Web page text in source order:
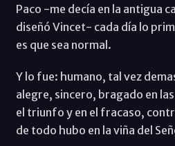
Paco -me decía en la antigua
diseñó Vincet- cada día lo
es que sea normal.
Y lo fue: humano, tal vez
alegre, sincero, bragado en
el triunfo y en el fracaso,
de todo hubo en la viña del